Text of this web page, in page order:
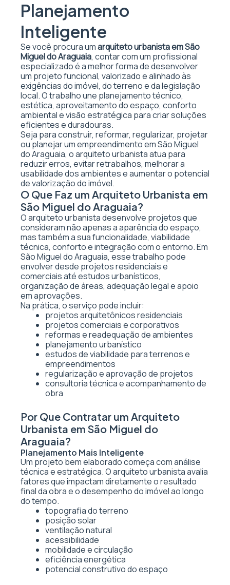
Planejamento
Inteligente
Se você procura umarquiteto urbanista em São
Miguel do Araguaia, contar com um profissional
especializado é a melhor forma de desenvolver
um projeto funcional, valorizado e alinhado às
exigências do imóvel, do terreno e da legislação
local. O trabalho une planejamento técnico,
estética, aproveitamento do espaço, conforto
ambiental e visão estratégica para criar soluções
eficientes e duradouras.
Seja para construir, reformar, regularizar, projetar
ou planejar um empreendimento em São Miguel
do Araguaia, o arquiteto urbanista atua para
reduzir erros, evitar retrabalhos, melhorar a
usabilidade dos ambientes e aumentar o potencial
de valorização do imóvel.
O Que Faz um Arquiteto Urbanista em
São Miguel do Araguaia?
O arquiteto urbanista desenvolve projetos que
consideram não apenas a aparência do espaço,
mas também a sua funcionalidade, viabilidade
técnica, conforto e integração com o entorno. Em
São Miguel do Araguaia, esse trabalho pode
envolver desde projetos residenciais e
comerciais até estudos urbanísticos,
organização de áreas, adequação legal e apoio
em aprovações.
Na prática, o serviço pode incluir:
projetos arquitetônicos residenciais
projetos comerciais e corporativos
reformas e readequação de ambientes
planejamento urbanístico
estudos de viabilidade para terrenos e
empreendimentos
regularização e aprovação de projetos
consultoria técnica e acompanhamento de
obra
Por Que Contratar um Arquiteto
Urbanista em São Miguel do
Araguaia?
Planejamento Mais Inteligente
Um projeto bem elaborado começa com análise
técnica e estratégica. O arquiteto urbanista avalia
fatores que impactam diretamente o resultado
final da obra e o desempenho do imóvel ao longo
do tempo.
topografia do terreno
posição solar
ventilação natural
acessibilidade
mobilidade e circulação
eficiência energética
potencial construtivo do espaço